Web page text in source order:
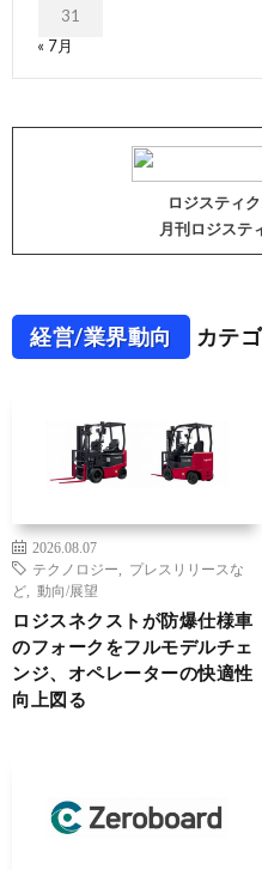
31
« 7月
ロジスティ
月刊ロジステ
経営/業界動向 カテ
2026.08.07
テクノロジー
プレスリリースな
ど
動向/展望
ロジスネクストが防爆仕様車
のフォークをフルモデルチェ
ンジ、オペレーターの快適性
向上図る